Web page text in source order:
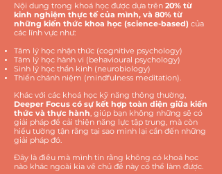
Nội dung trong khoá học được dựa trên 20% từ
kinh nghiệm thực tế của mình, và 80% từ
những kiến thức khoa học (science-based) của
các lĩnh vực như:
Tâm lý học nhận thức (cognitive psychology)
Tâm lý học hành vi (behavioural psychology)
Sinh lý học thần kinh (neurobiology)
Thiền chánh niệm (mindfulness meditation).
Khác với các khoá học kỹ năng thông thường,
Deeper Focus có sự kết hợp toàn diện giữa kiến
thức và thực hành, giúp bạn không những sẽ có
giải pháp để cải thiện năng lực tập trung, mà còn
hiểu tường tận rằng tại sao mình lại cần đến những
giải pháp đó.
Đây là điều mà mình tin rằng không có khoá học
nào khác ngoài kia về chủ đề này có thể làm được.